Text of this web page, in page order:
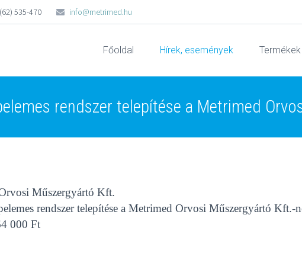
535-470 info@metrimed.hu
Főoldal Hírek, események Termékek
rendszer telepítése a Metrimed
Műszergyártó Kft.
rendszer telepítése a Metrimed Orvosi Műszergyártó Kft.-
000 Ft